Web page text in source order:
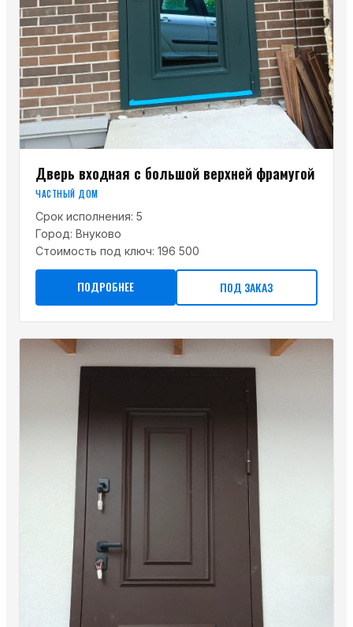
Дверь входная с большой верхней фрамугой
ЧАСТНЫЙ ДОМ
Срок исполнения: 5
Город: Внуково
Стоимость под ключ: 196 500
ПОДРОБНЕЕ ПОД ЗАКАЗ